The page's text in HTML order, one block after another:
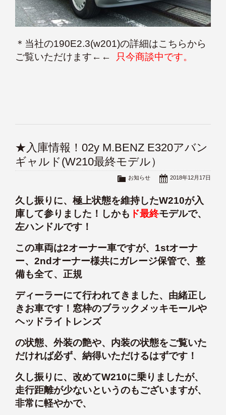
＊ 当社の190E2.3(w201)の詳細はこちらから
ご覧いただけます ←← 只今商談中です。
★入庫情報！02y M.BENZ E320アバン
ギャルド(W210最終モデル）
2018年12月17日
お知らせ
久し振りに、極上状態を維持したW210が入
庫して参りました！しかも ド最終モデルで、
左ハンドルです！
この車両は2オーナー車ですが、1stオーナ
ー、2ndオーナー様共にガレージ保管で、整
備も全て、正規
ディーラーにて行われてきました、由緒正し
きお車です！窓枠のブラックメッキモールや
ヘッドライトレンズ
の状態、外装の艶や、内装の状態をご覧いた
だければ必ず、納得いただけるはずです！
久し振りに、改めてW210に乗りましたが、
走行距離が少ないというのもございますが、
非常に軽やかで、